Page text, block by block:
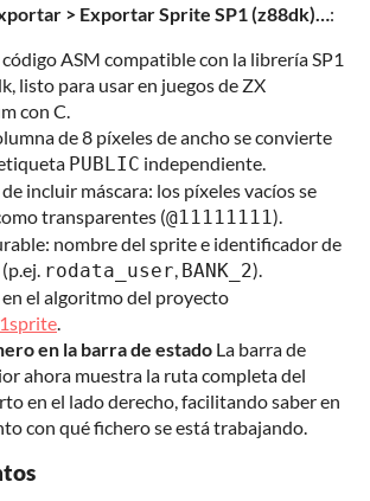
> Exportar Sprite SP1 (z88dk)… :
ASM compatible con la librería SP1
listo para usar en juegos de ZX
con C.
de 8 píxeles de ancho se convierte
PUBLIC independiente.
incluir máscara: los píxeles vacíos se
transparentes (@11111111).
nombre del sprite e identificador de
rodata_user BANK_2).
en el algoritmo del proyecto
en la barra de estado La barra de
ahora muestra la ruta completa del
en el lado derecho, facilitando saber en
con qué fichero se está trabajando.